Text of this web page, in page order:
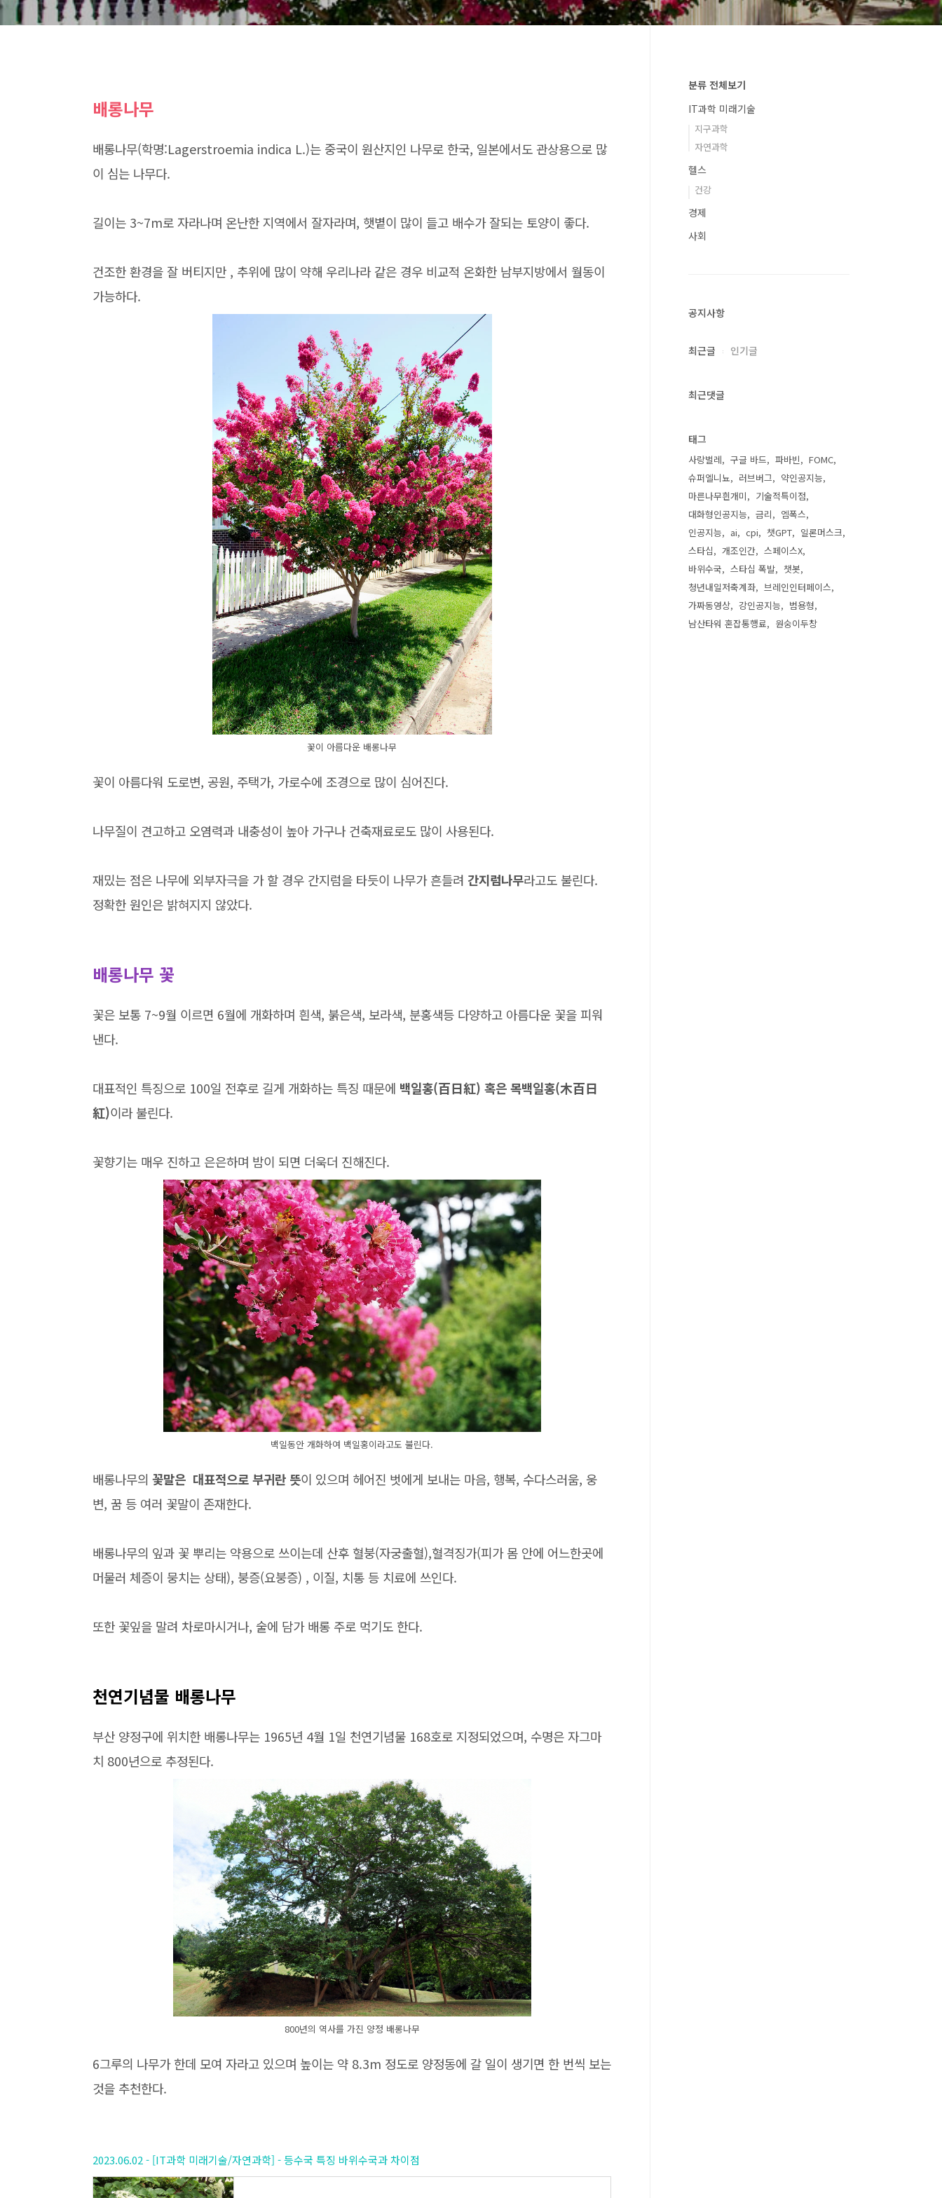
배롱나무
배롱나무(학명:Lagerstroemia indica L.)는 중국이 원산지인 나무로 한국, 일본에서도 관상용으로 많
이 심는 나무다.
길이는 3~7m로 자라나며 온난한 지역에서 잘자라며, 햇볕이 많이 들고 배수가 잘되는 토양이 좋다.
건조한 환경을 잘 버티지만 , 추위에 많이 약해 우리나라 같은 경우 비교적 온화한 남부지방에서 월동이
가능하다.
꽃이 아름다운 배롱나무
꽃이 아름다워 도로변, 공원, 주택가, 가로수에 조경으로 많이 심어진다.
나무질이 견고하고 오염력과 내충성이 높아 가구나 건축재료로도 많이 사용된다.
재밌는 점은 나무에 외부자극을 가 할 경우 간지럼을 타듯이 나무가 흔들려 간지럼나무라고도 불린다.
정확한 원인은 밝혀지지 않았다.
배롱나무 꽃
꽃은 보통 7~9월 이르면 6월에 개화하며 흰색, 붉은색, 보라색, 분홍색등 다양하고 아름다운 꽃을 피워
낸다.
대표적인 특징으로 100일 전후로 길게 개화하는 특징 때문에 백일홍(百日紅) 혹은 목백일홍(木百日
紅)이라 불린다.
꽃향기는 매우 진하고 은은하며 밤이 되면 더욱더 진해진다.
백일동안 개화하여 백일홍이라고도 불린다.
배롱나무의 꽃말은 대표적으로 부귀란 뜻이 있으며 헤어진 벗에게 보내는 마음, 행복, 수다스러움, 웅
변, 꿈 등 여러 꽃말이 존재한다.
배롱나무의 잎과 꽃 뿌리는 약용으로 쓰이는데 산후 혈붕(자궁출혈),혈격징가(피가 몸 안에 어느한곳에
머물러 체증이 뭉치는 상태), 붕증(요붕증) , 이질, 치통 등 치료에 쓰인다.
또한 꽃잎을 말려 차로마시거나, 술에 담가 배롱 주로 먹기도 한다.
천연기념물 배롱나무
부산 양정구에 위치한 배롱나무는 1965년 4월 1일 천연기념물 168호로 지정되었으며, 수명은 자그마
치 800년으로 추정된다.
800년의 역사를 가진 양정 배롱나무
6그루의 나무가 한데 모여 자라고 있으며 높이는 약 8.3m 정도로 양정동에 갈 일이 생기면 한 번씩 보는
것을 추천한다.
2023.06.02 - [IT과학 미래기술/자연과학] - 등수국 특징 바위수국과 차이점
분류 전체보기
IT과학 미래기술
지구과학
자연과학
헬스
건강
경제
사회
공지사항
최근글 인기글
최근댓글
태그
사랑벌레 구글 바드 파바빈
FOMC
슈퍼엘니뇨
러브버그
약인공지능
마른나무흰개미
기술적특이점
대화형인공지능
금리
엠폭스
인공지능
ai cpi 챗GPT
일론머스크
스타십
개조인간
스페이스X
바위수국
스타십 폭발
챗봇
청년내일저축계좌
브레인인터페이스
가짜동영상
강인공지능
범용형
남산타워 혼잡통행료
원숭이두창